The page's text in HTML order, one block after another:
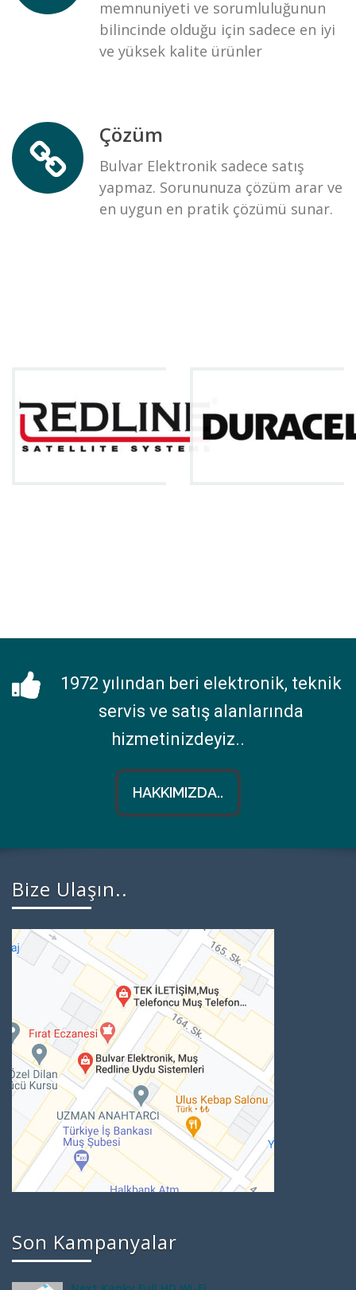
memnuniyeti ve sorumluluğunun
bilincinde olduğu için sadece en iyi
ve yüksek kalite ürünler
Çözüm
Bulvar Elektronik sadece satış
yapmaz. Sorununuza çözüm arar ve
en uygun en pratik çözümü sunar.
1972 yılından beri elektronik, teknik
servis ve satış alanlarında
hizmetinizdeyiz..
HAKKIMIZDA..
Bize Ulaşın..
Son Kampanyalar